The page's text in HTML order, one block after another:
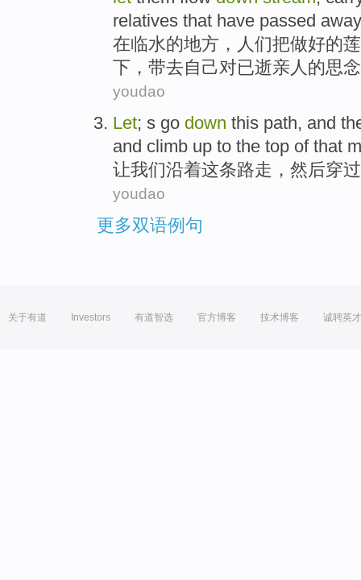
relatives that have passed away
在临水的地方 ， 人们把做好的
下 ， 带去自己对已逝亲人的思
youdao
Let; s go down this path, and
and climb up to the top of that
让我们沿着这条路走 ， 然后穿过
youdao
更多双语例句
关于有道 Investors 有道智选 官方博客 技术博客 诚聘英才